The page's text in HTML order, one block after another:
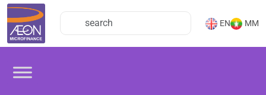
EN MM